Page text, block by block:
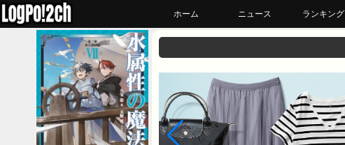
ホーム ニュース ランキング